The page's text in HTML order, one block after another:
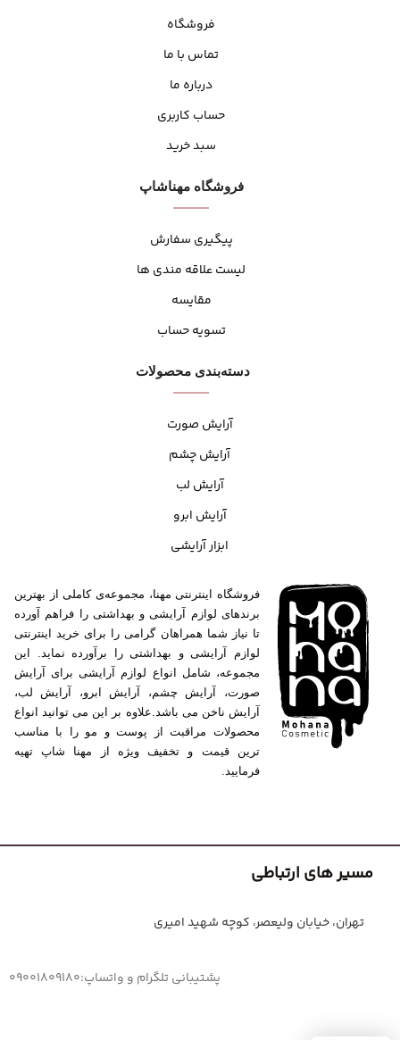
فروشگاه
تماس با ما
درباره ما
حساب کاربری
سبد خرید
فروشگاه مهنا‌شاپ
پیگیری سفارش
لیست علاقه مندی ها
مقایسه
تسویه حساب
دسته‌بندی محصولات
آرایش صورت
آرایش چشم
آرایش لب
آرایش ابرو
ابزار آرایشی
فروشگاه اینترنتی مهنا، مجموعه‌ی کاملی از بهترین
برندهای لوازم آرایشی و بهداشتی را فراهم آورده
تا نیاز شما همراهان گرامی را برای خرید اینترنتی
لوازم آرایشی و بهداشتی را برآورده نماید. این
مجموعه، شامل انواع لوازم آرایشی برای آرایش
صورت، آرایش چشم، آرایش ابرو، آرایش لب،
آرایش ناخن می باشد.علاوه بر این می توانید انواع
محصولات مراقبت از پوست و مو را با مناسب
ترین قیمت و تخفیف ویژه از مهنا شاپ تهیه
فرمایید.
مسیر های ارتباطی
تهران، خیابان ولیعصر، کوچه شهید امیری
پشتیبانی تلگرام و واتساپ:09001809180